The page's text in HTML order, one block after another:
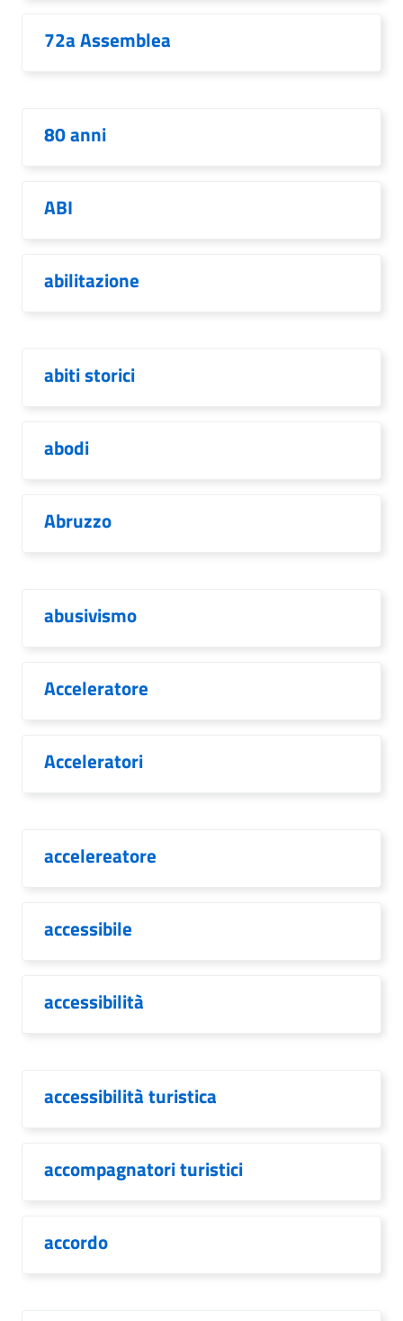
72a Assemblea
80 anni
ABI
abilitazione
abiti storici
abodi
Abruzzo
abusivismo
Acceleratore
Acceleratori
accelereatore
accessibile
accessibilità
accessibilità turistica
accompagnatori turistici
accordo